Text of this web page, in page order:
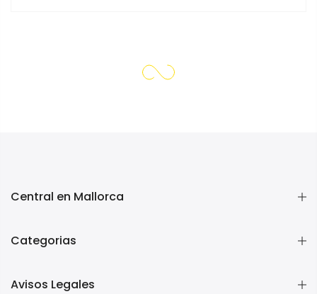
Central en Mallorca
Categorias
Avisos Legales